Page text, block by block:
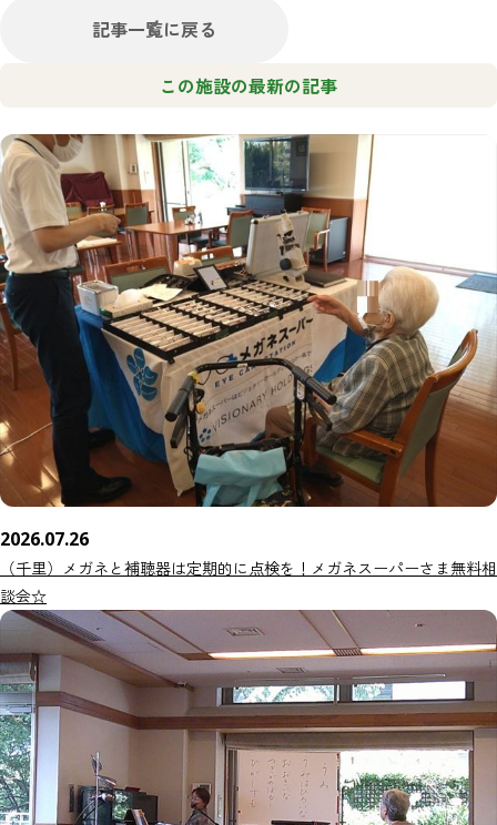
記事一覧に戻る
この施設の最新の記事
2026.07.26
（千里）メガネと補聴器は定期的に点検を！メガネスーパーさま無料相
談会☆